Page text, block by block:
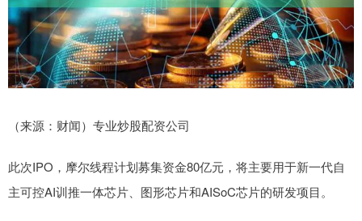
（来源：财闻）专业炒股配资公司
此次IPO，摩尔线程计划募集资金80亿元，将主要用于新一代自
主可控AI训推一体芯片、图形芯片和AISoC芯片的研发项目。